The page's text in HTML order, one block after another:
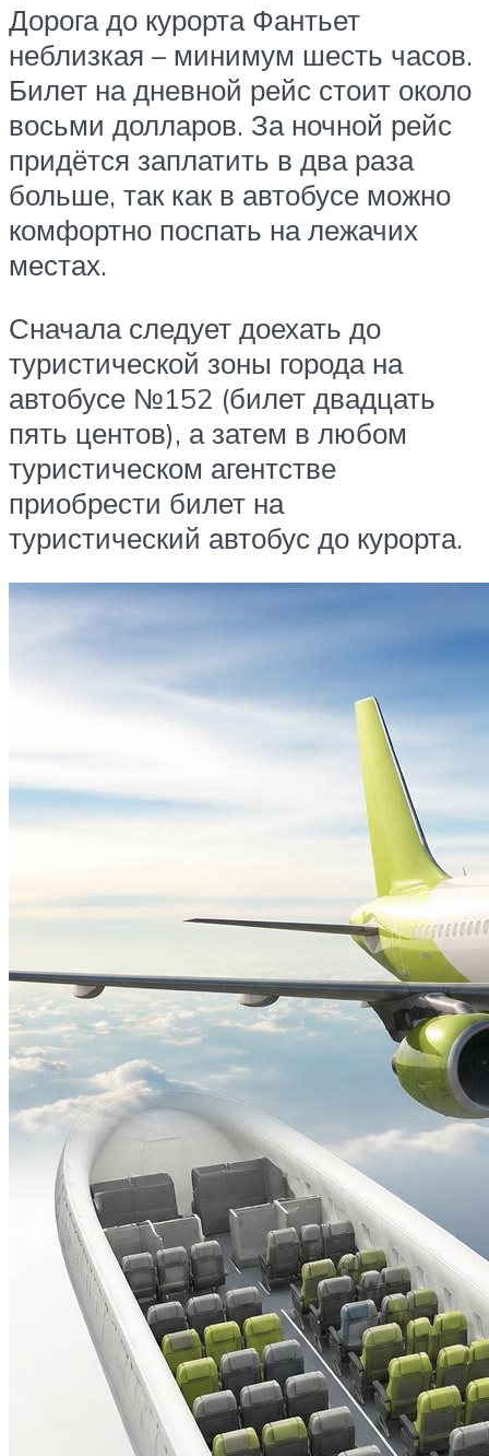
Дорога до курорта Фантьет
неблизкая – минимум шесть часов.
Билет на дневной рейс стоит около
восьми долларов. За ночной рейс
придётся заплатить в два раза
больше, так как в автобусе можно
комфортно поспать на лежачих
местах.
Сначала следует доехать до
туристической зоны города на
автобусе №152 (билет двадцать
пять центов), а затем в любом
туристическом агентстве
приобрести билет на
туристический автобус до курорта.